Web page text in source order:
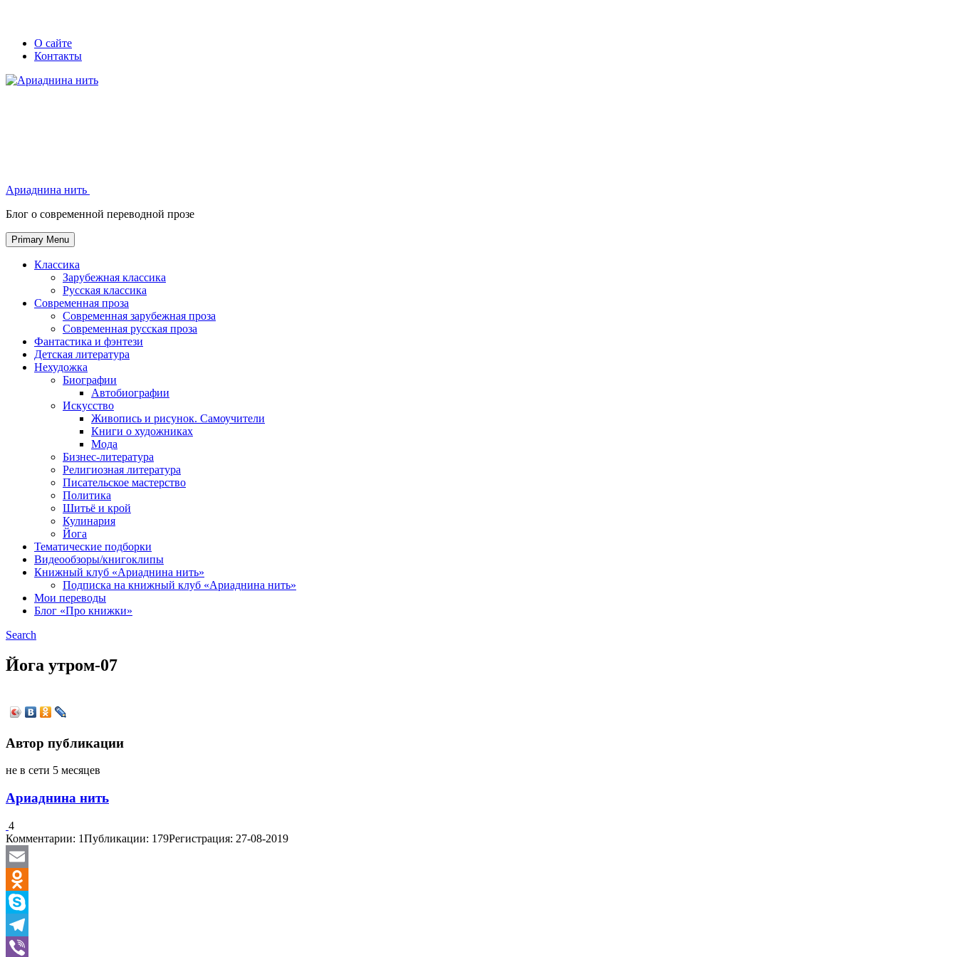
Skip
Secondary
left
navigation
Secondary
right
navigation
О сайте
Контакты
Ариаднина нить
Блог о современной переводной прозе
Primary Menu
Классика
Зарубежная классика
Русская классика
Современная проза
Современная зарубежная проза
Современная русская проза
Фантастика и фэнтези
Детская литература
Нехудожка
Биографии
Автобиографии
Искусство
Живопись и рисунок. Самоучители
Книги о художниках
Мода
Бизнес-литература
Религиозная литература
Писательское мастерство
Политика
Шитьё и крой
Кулинария
Йога
Тематические подборки
Видеообзоры/книгоклипы
Книжный клуб «Ариаднина нить»
Подписка на книжный клуб «Ариаднина нить»
Мои переводы
Блог «Про книжки»
Search
Йога утром-07
Автор публикации
не в сети 5 месяцев
Ариаднина нить
4
Комментарии: 1Публикации: 179Регистрация: 27-08-2019
Email
Odnoklassniki
Skype
Telegram